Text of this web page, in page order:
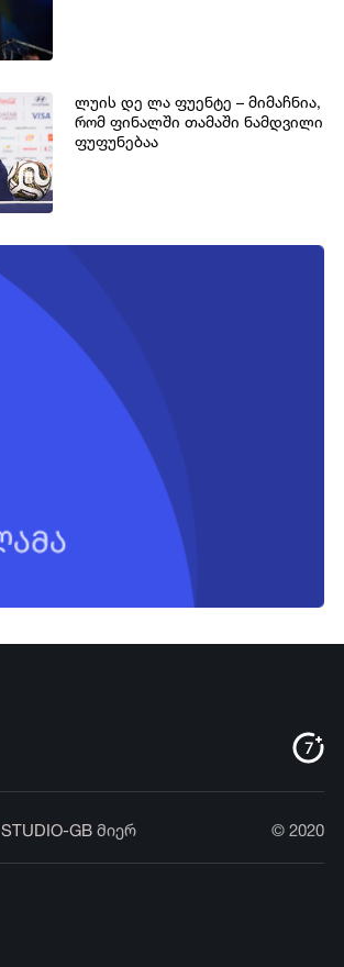
ლუის დე ლა ფუენტე – მიმაჩნია,
რომ ფინალში თამაში ნამდვილი
ფუფუნებაა
STUDIO-GBმიერ © 2020